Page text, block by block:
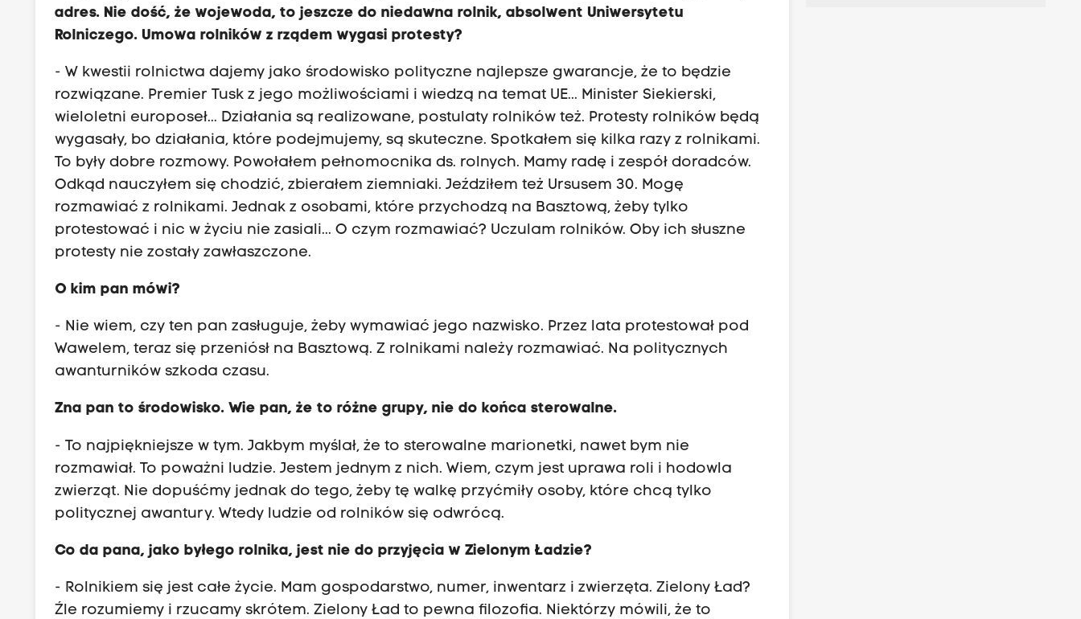
adres. Nie dość, że wojewoda, to jeszcze do niedawna rolnik, absolwent Uniwersytetu
Rolniczego. Umowa rolników z rządem wygasi protesty?
- W kwestii rolnictwa dajemy jako środowisko polityczne najlepsze gwarancje, że to będzie
rozwiązane. Premier Tusk z jego możliwościami i wiedzą na temat UE... Minister Siekierski,
wieloletni europoseł... Działania są realizowane, postulaty rolników też. Protesty rolników będą
wygasały, bo działania, które podejmujemy, są skuteczne. Spotkałem się kilka razy z rolnikami.
To były dobre rozmowy. Powołałem pełnomocnika ds. rolnych. Mamy radę i zespół doradców.
Odkąd nauczyłem się chodzić, zbierałem ziemniaki. Jeździłem też Ursusem 30. Mogę
rozmawiać z rolnikami. Jednak z osobami, które przychodzą na Basztową, żeby tylko
protestować i nic w życiu nie zasiali... O czym rozmawiać? Uczulam rolników. Oby ich słuszne
protesty nie zostały zawłaszczone.
O kim pan mówi?
- Nie wiem, czy ten pan zasługuje, żeby wymawiać jego nazwisko. Przez lata protestował pod
Wawelem, teraz się przeniósł na Basztową. Z rolnikami należy rozmawiać. Na politycznych
awanturników szkoda czasu.
Zna pan to środowisko. Wie pan, że to różne grupy, nie do końca sterowalne.
- To najpiękniejsze w tym. Jakbym myślał, że to sterowalne marionetki, nawet bym nie
rozmawiał. To poważni ludzie. Jestem jednym z nich. Wiem, czym jest uprawa roli i hodowla
zwierząt. Nie dopuśćmy jednak do tego, żeby tę walkę przyćmiły osoby, które chcą tylko
politycznej awantury. Wtedy ludzie od rolników się odwrócą.
Co da pana, jako byłego rolnika, jest nie do przyjęcia w Zielonym Ładzie?
- Rolnikiem się jest całe życie. Mam gospodarstwo, numer, inwentarz i zwierzęta. Zielony Ład?
Źle rozumiemy i rzucamy skrótem. Zielony Ład to pewna filozofia. Niektórzy mówili, że to